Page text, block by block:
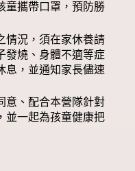
童攜帶口罩，預防勝
情況，須在家休養請
發燒、身體不適等症
息，並通知家長儘速
意、配合本營隊針對
並一起為孩童健康把